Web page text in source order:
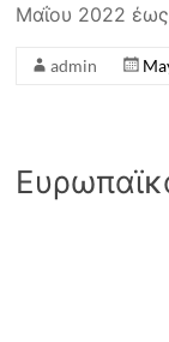
Μαΐου 2022 έως
admin